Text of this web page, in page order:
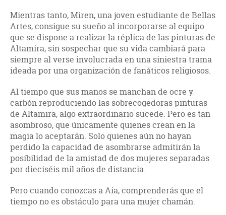
Mientras tanto, Miren, una joven estudiante de Bellas
Artes, consigue su sueño al incorporarse al equipo
que se dispone a realizar la réplica de las pinturas de
Altamira, sin sospechar que su vida cambiará para
siempre al verse involucrada en una siniestra trama
ideada por una organización de fanáticos religiosos.
Al tiempo que sus manos se manchan de ocre y
carbón reproduciendo las sobrecogedoras pinturas
de Altamira, algo extraordinario sucede. Pero es tan
asombroso, que únicamente quienes crean en la
magia lo aceptarán. Solo quienes aún no hayan
perdido la capacidad de asombrarse admitirán la
posibilidad de la amistad de dos mujeres separadas
por dieciséis mil años de distancia.
Pero cuando conozcas a Aia, comprenderás que el
tiempo no es obstáculo para una mujer chamán.